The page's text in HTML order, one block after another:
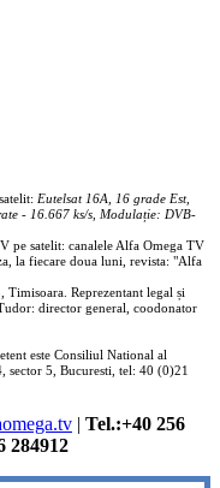
Eutelsat 16A, 16 grade Est,
- 16.667 ks/s, Modulație: DVB-
pe satelit: canalele Alfa Omega TV
la fiecare doua luni, revista: "Alfa
Reprezentant legal și
director general, coodonator
este Consiliul National al
5, Bucuresti, tel: 40 (0)21
| Tel.:+40 256
284912